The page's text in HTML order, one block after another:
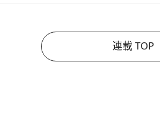
連載 TOP